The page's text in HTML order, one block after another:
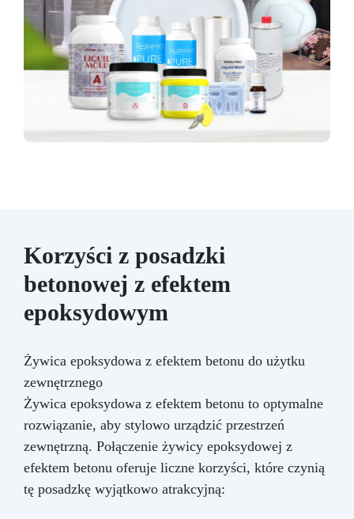
Korzyści z posadzki
betonowej z efektem
epoksydowym
Żywica epoksydowa z efektem betonu do użytku
zewnętrznego
Żywica epoksydowa z efektem betonu to optymalne
rozwiązanie, aby stylowo urządzić przestrzeń
zewnętrzną. Połączenie żywicy epoksydowej z
efektem betonu oferuje liczne korzyści, które czynią
tę posadzkę wyjątkowo atrakcyjną: